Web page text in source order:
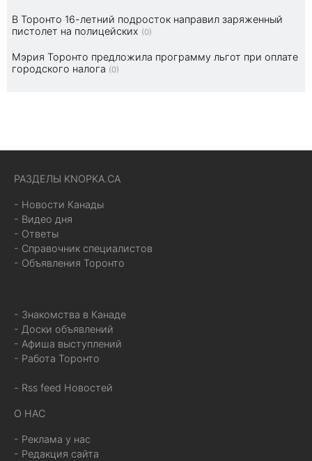
В Торонто 16-летний подросток направил заряженный
пистолет на полицейских (0)
Мэрия Торонто предложила программу льгот при оплате
городского налога (0)
РАЗДЕЛЫ KNOPKA.CA
- Новости Канады
- Видео дня
- Ответы
- Справочник специалистов
- Объявления Торонто
- Знакомства в Канаде
- Доски объявлений
- Афиша выступлений
- Работа Торонто
- Rss feed Новостей
О НАС
- Реклама у нас
- Редакция сайта